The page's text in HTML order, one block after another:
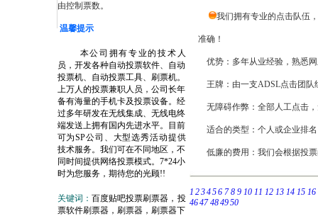
由控制票数。
温馨提示
本公司拥有专业的技术人
员，开发各种自动投票软件、自动
投票机、自动投票工具、刷票机。
上万人的投票兼职人员，公司长年
备有海量的手机卡及投票设备。经
过多年研发在无线集成、无线电终
端发送上拥有国内先进水平。目前
可为SP公司、大型选秀活动提供
技术服务。我们可在不同地区，不
同时间提供网络投票模式。7*24小
时为您服务，期待您的光顾!!
关键词： 百度贴吧投票刷票器，投
票软件刷票器，刷票器，刷票器下
我们拥有专业的点击队伍
准确！
优势：多年从业经验，熟悉
王牌：由一支ADSL点击团队
无障碍作弊：全部人工点击
适合的类型：个人或企业排
低廉的费用：我们会根据投
1 23456 78 9 10 11 12 13 14 15 16
4647 484950